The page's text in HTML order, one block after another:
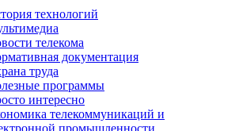
технологий
телекома
документация
труда
программы
интересно
телекоммуникаций и
промышленности